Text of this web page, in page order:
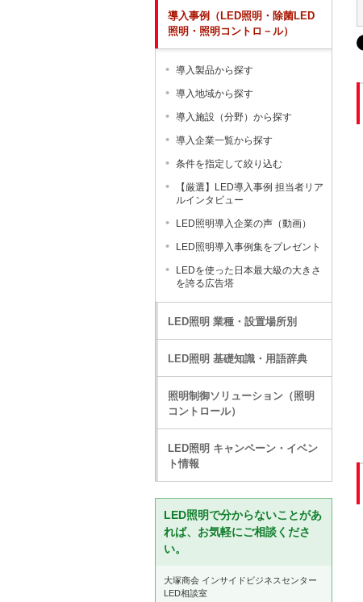
導入事例（LED照明・除菌LED
照明・照明コントロ－ル）
導入製品から探す
導入地域から探す
導入施設（分野）から探す
導入企業一覧から探す
条件を指定して絞り込む
【厳選】LED導入事例 担当者リア
ルインタビュー
LED照明導入企業の声（動画）
LED照明導入事例集をプレゼント
LEDを使った日本最大級の大きさ
を誇る広告塔
LED照明 業種・設置場所別
LED照明 基礎知識・用語辞典
照明制御ソリューション（照明
コントロール）
LED照明 キャンペーン・イベン
ト情報
LED照明で分からないことがあ
れば、お気軽にご相談くださ
い。
大塚商会 インサイドビジネスセンター
LED相談室